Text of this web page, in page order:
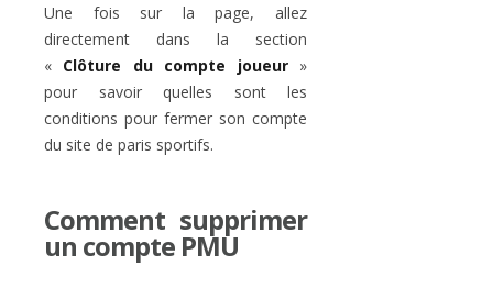
Une fois sur la page, allez
directement dans la section
« Clôture du compte joueur»
pour savoir quelles sont les
conditions pour fermer son compte
du site de paris sportifs.
Comment supprimer
un compte PMU